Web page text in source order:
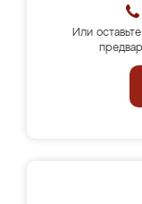
Или